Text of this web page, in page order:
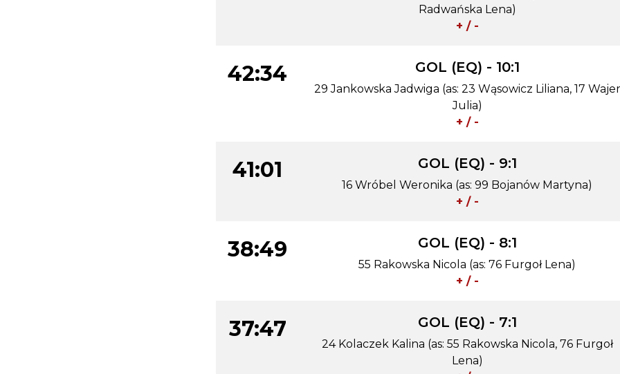
Radwańska Lena)
+ / -
42:34 GOL (EQ) - 10:1
29 Jankowska Jadwiga (as: 23 Wąsowicz Liliana, 17 Wajer
Julia)
+ / -
41:01 GOL (EQ) - 9:1
16 Wróbel Weronika (as: 99 Bojanów Martyna)
+ / -
38:49 GOL (EQ) - 8:1
55 Rakowska Nicola (as: 76 Furgoł Lena)
+ / -
37:47 GOL (EQ) - 7:1
24 Kolaczek Kalina (as: 55 Rakowska Nicola, 76 Furgoł
Lena)